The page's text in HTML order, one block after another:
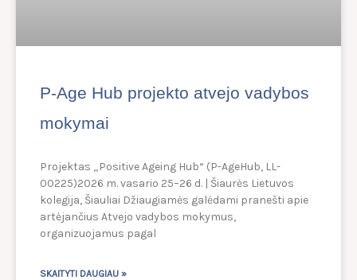
P-Age Hub projekto atvejo vadybos
mokymai
Projektas „Positive Ageing Hub“ (P-AgeHub, LL-
00225)2026 m. vasario 25–26 d. | Šiaurės Lietuvos
kolegija, Šiauliai Džiaugiamės galėdami pranešti apie
artėjančius Atvejo vadybos mokymus,
organizuojamus pagal
SKAITYTI DAUGIAU »